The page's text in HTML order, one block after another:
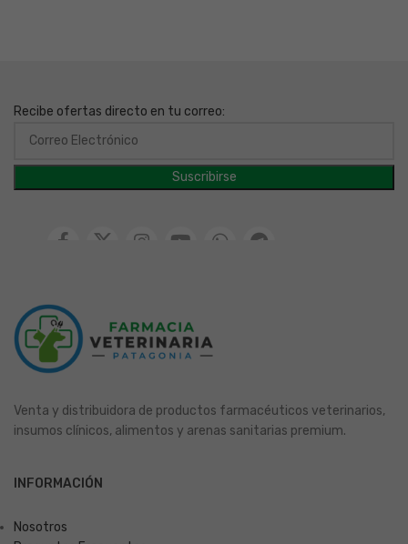
Recibe ofertas directo en tu correo:
Venta y distribuidora de productos farmacéuticos veterinarios,
insumos clínicos, alimentos y arenas sanitarias premium.
INFORMACIÓN
Nosotros